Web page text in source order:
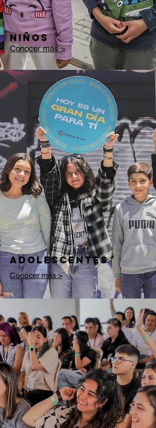
niños
Conocer más >
adolescentes
Conocer más >